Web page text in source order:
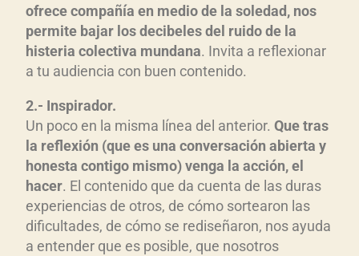
ofrece compañía en medio de la soledad, nos
permite bajar los decibeles del ruido de la
histeria colectiva mundana. Invita a reflexionar
a tu audiencia con buen contenido.
2.- Inspirador.
Un poco en la misma línea del anterior. Que tras
la reflexión (que es una conversación abierta y
honesta contigo mismo) venga la acción, el
hacer. El contenido que da cuenta de las duras
experiencias de otros, de cómo sortearon las
dificultades, de cómo se rediseñaron, nos ayuda
a entender que es posible, que nosotros